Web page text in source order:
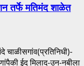
तर्फे मतिमंद शाळेत
ईद मिलाद-उन-नबीला